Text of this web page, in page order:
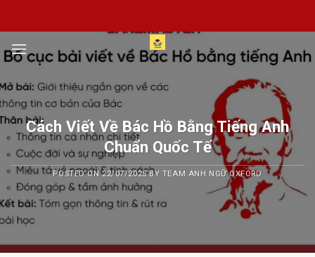
content
Cách Viết Về Bác Hồ Bằng Tiếng Anh
Chuẩn Quốc Tế
POSTED ON22/07/2025BY TEAM ANH NGỮ OXFORD